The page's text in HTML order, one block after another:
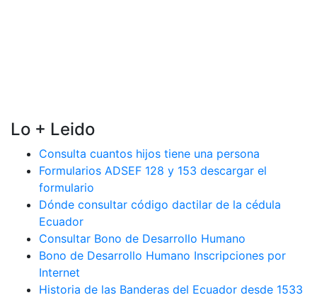
Lo + Leido
Consulta cuantos hijos tiene una persona
Formularios ADSEF 128 y 153 descargar el
formulario
Dónde consultar código dactilar de la cédula
Ecuador
Consultar Bono de Desarrollo Humano
Bono de Desarrollo Humano Inscripciones por
Internet
Historia de las Banderas del Ecuador desde 1533